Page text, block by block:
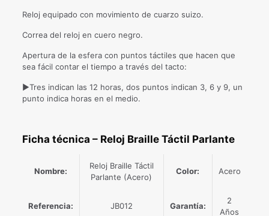
Reloj equipado con movimiento de cuarzo suizo.
Correa del reloj en cuero negro.
Apertura de la esfera con puntos táctiles que hacen que
sea fácil contar el tiempo a través del tacto:
►Tres indican las 12 horas, dos puntos indican 3, 6 y 9, un
punto indica horas en el medio.
Ficha técnica – Reloj Braille Táctil Parlante
Nombre:
Reloj Braille Táctil
Parlante (Acero)
Color: Acero
Referencia: JB012 Garantía:
2
Años